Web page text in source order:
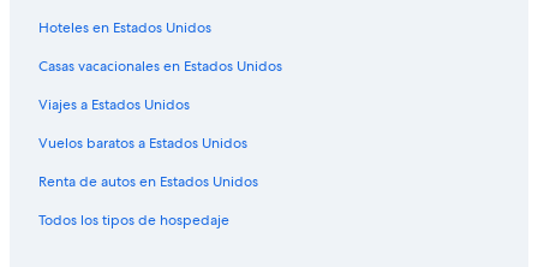
Hoteles con hidromasaje en Denver
Hoteles con traslado del/al aeropuerto en Denver
Hoteles de La Quinta Inn & Suites en Denver
Hoteles en Denver
Lodges en Denver
Moteles en Denver
Hoteles en Estados Unidos
Casas vacacionales en Estados Unidos
Viajes a Estados Unidos
Vuelos baratos a Estados Unidos
Renta de autos en Estados Unidos
Todos los tipos de hospedaje